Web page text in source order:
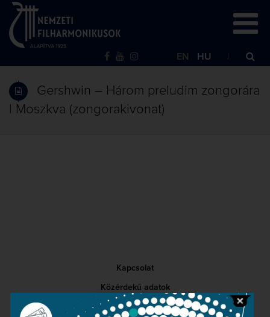
EN HU
Gershwin – Három preludim zongorára
| Moszkva (zongorakivonat)
Kapcsolat
Közérdekű adatok
Sajtószoba